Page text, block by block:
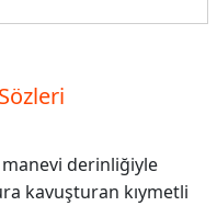
manevi derinliğiyle
kavuşturan kıymetli